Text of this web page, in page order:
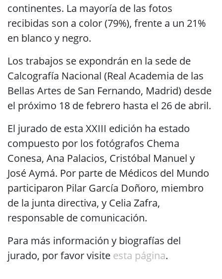
continentes. La mayoría de las fotos
recibidas son a color (79%), frente a un 21%
en blanco y negro.
Los trabajos se expondrán en la sede de
Calcografía Nacional (Real Academia de las
Bellas Artes de San Fernando, Madrid) desde
el próximo 18 de febrero hasta el 26 de abril.
El jurado de esta XXIII edición ha estado
compuesto por los fotógrafos Chema
Conesa, Ana Palacios, Cristóbal Manuel y
José Aymá. Por parte de Médicos del Mundo
participaron Pilar García Doñoro, miembro
de la junta directiva, y Celia Zafra,
responsable de comunicación.
Para más información y biografías del
jurado, por favor visite esta página.